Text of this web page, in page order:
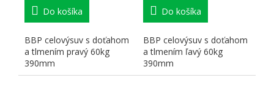
Do košíka
BBP celovýsuv s doťahom
a tlmením pravý 60kg
390mm
Do košíka
BBP celovýsuv s doťahom
a tlmením ľavý 60kg
390mm